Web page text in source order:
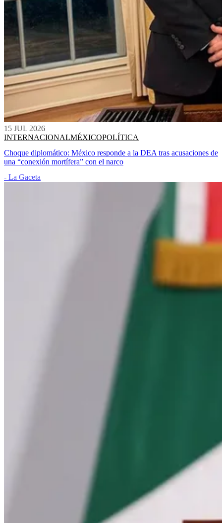
15 JUL 2026
INTERNACIONALMÉXICOPOLÍTICA
Choque diplomático: México responde a la DEA tras acusaciones de
una “conexión mortífera” con el narco
- La Gaceta